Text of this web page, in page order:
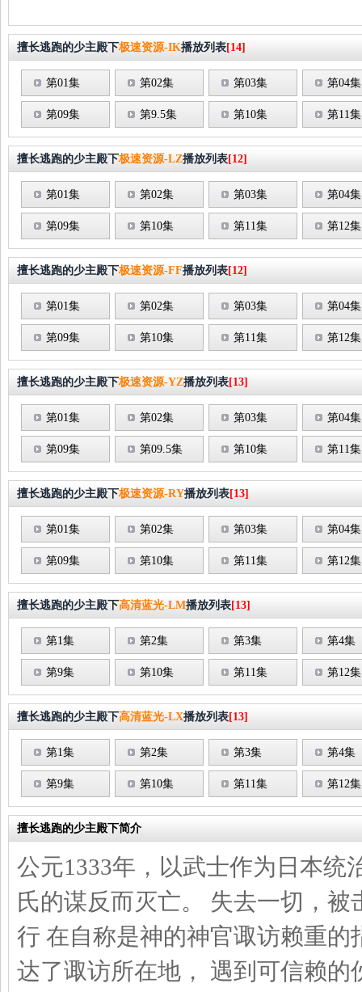
擅长逃跑的少主殿下极速资源-IK播放列表[14]
第01集 第02集 第03集 第04集
第09集 第9.5集 第10集 第11集
擅长逃跑的少主殿下极速资源-LZ播放列表[12]
第01集 第02集 第03集 第04集
第09集 第10集 第11集 第12集
擅长逃跑的少主殿下极速资源-FF播放列表[12]
第01集 第02集 第03集 第04集
第09集 第10集 第11集 第12集
擅长逃跑的少主殿下极速资源-YZ播放列表[13]
第01集 第02集 第03集 第04集
第09集 第09.5集 第10集 第11集
擅长逃跑的少主殿下极速资源-RY播放列表[13]
第01集 第02集 第03集 第04集
第09集 第10集 第11集 第12集
擅长逃跑的少主殿下高清蓝光-LM播放列表[13]
第1集 第2集 第3集 第4集
第9集 第10集 第11集 第12集
擅长逃跑的少主殿下高清蓝光-LX播放列表[13]
第1集 第2集 第3集 第4集
第9集 第10集 第11集 第12集
擅长逃跑的少主殿下简介
公元1333年，以武士作为日本统
氏的谋反而灭亡。 失去一切，
行 在自称是神的神官诹访赖重
达了诹访所在地， 遇到可信赖